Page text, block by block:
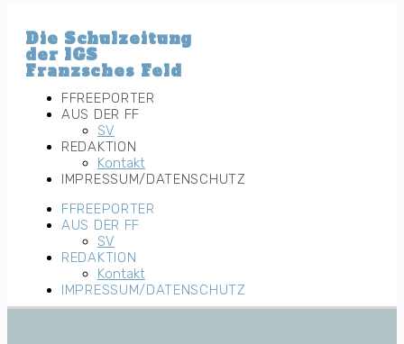
Inhalt
wechseln
Die Schulzeitung
der IGS
Franzsches Feld
FFREEPORTER
AUS DER FF
SV
REDAKTION
Kontakt
IMPRESSUM/DATENSCHUTZ
FFREEPORTER
AUS DER FF
SV
REDAKTION
Kontakt
IMPRESSUM/DATENSCHUTZ